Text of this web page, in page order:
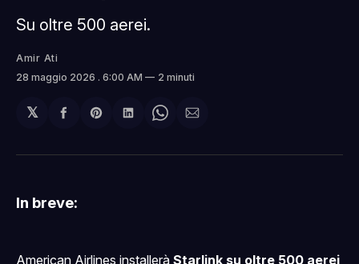
Su oltre 500 aerei.
Amir Ati
28 maggio 2026 . 6:00 AM 2 minuti
𝕏
Condividi
Facebook
Share
Pinterest
Condividi
LinkedIn
Share
WhatsApp
Condividi
email
In breve:
American Airlines installerà Starlink su oltre 500 aerei